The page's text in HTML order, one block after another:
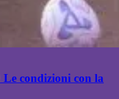
condizioni con la